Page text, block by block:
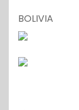
BOLIVIA